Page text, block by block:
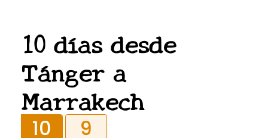
10 días desde
Tánger a
Marrakech
10 9